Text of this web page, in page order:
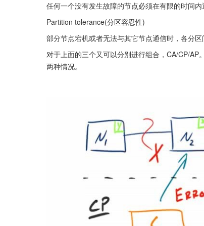
任何一个没有发生故障的节点必须在有限的时间内
Partition tolerance(分区容忍性)
部分节点宕机或者无法与其它节点通信时，各分区
对于上面的三个又可以分别进行组合，CA/CP/
两种情况。